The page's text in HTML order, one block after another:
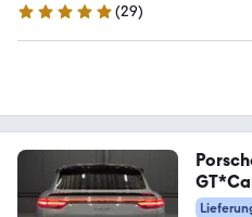
5 Sterne
(29)